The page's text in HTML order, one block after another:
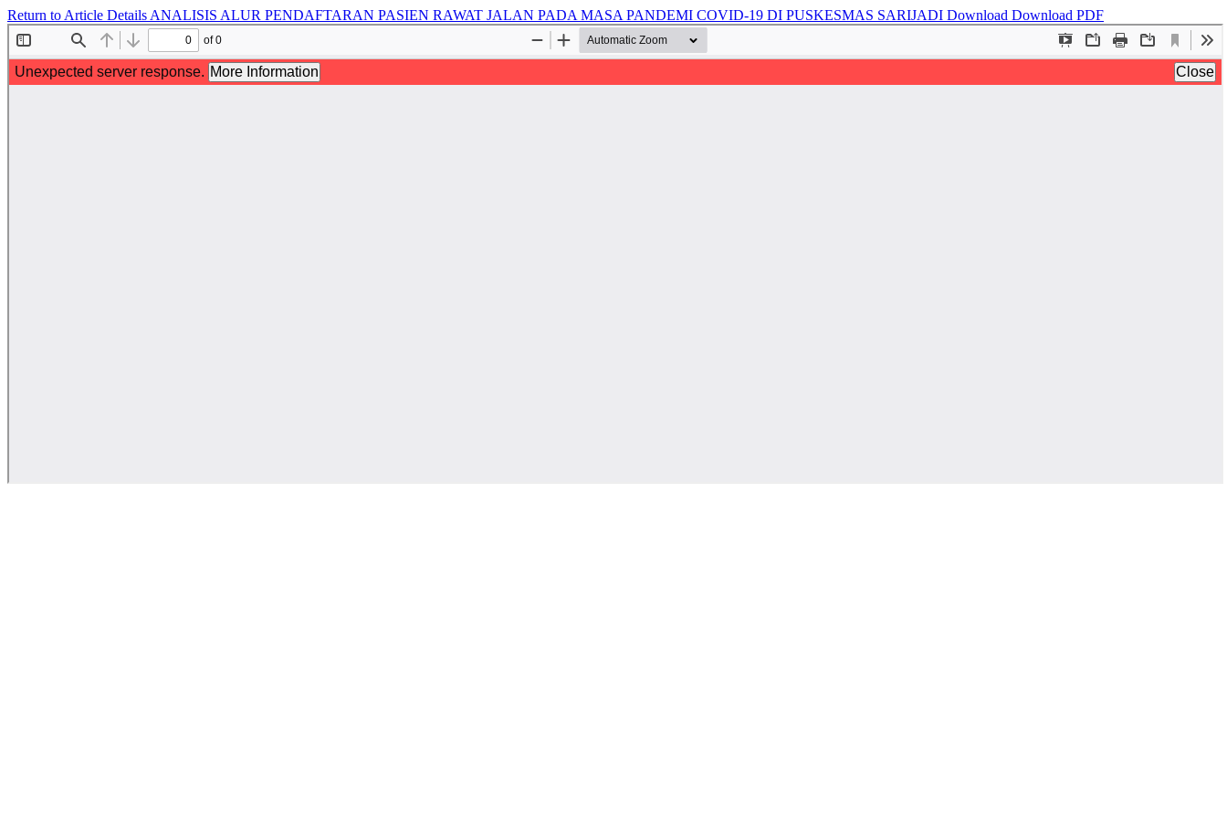
Return to Article Details ANALISIS ALUR PENDAFTARAN PASIEN RAWAT JALAN PADA MASA PANDEMI COVID-19 DI PUSKESMAS SARIJADI Download Download PDF